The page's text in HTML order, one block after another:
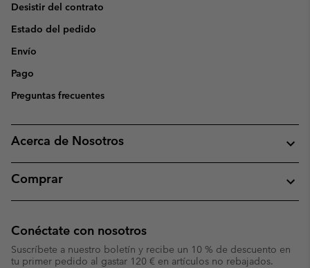
Desistir del contrato
Estado del pedido
Envío
Pago
Preguntas frecuentes
Acerca de Nosotros
Comprar
Conéctate con nosotros
Suscríbete a nuestro boletín y recibe un 10 % de descuento en
tu primer pedido al gastar 120 € en artículos no rebajados.